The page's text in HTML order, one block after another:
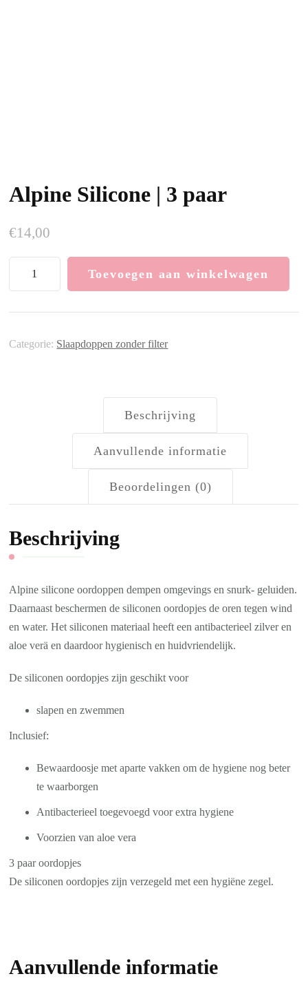
Alpine Silicone | 3 paar
€14,00
paar
Toevoegen aan winkelwagen
Categorie: Slaapdoppen zonder filter
Beschrijving
Aanvullende informatie
Beoordelingen (0)
Beschrijving
Alpine silicone oordoppen dempen omgevings en snurk- geluiden.
Daarnaast beschermen de siliconen oordopjes de oren tegen wind
en water. Het siliconen materiaal heeft een antibacterieel zilver en
aloe verä en daardoor hygienisch en huidvriendelijk.
De siliconen oordopjes zijn geschikt voor
slapen en zwemmen
Inclusief:
Bewaardoosje met aparte vakken om de hygiene nog beter
te waarborgen
Antibacterieel toegevoegd voor extra hygiene
Voorzien van aloe vera
3 paar oordopjes
De siliconen oordopjes zijn verzegeld met een hygiëne zegel.
Aanvullende informatie